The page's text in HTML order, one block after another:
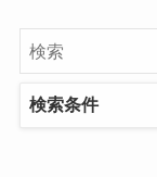
検索条件